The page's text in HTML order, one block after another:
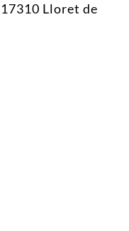
Lloret de